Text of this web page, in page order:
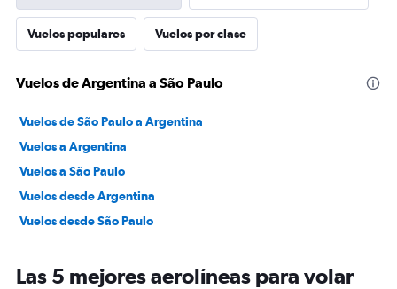
Vuelos populares Vuelos por clase
Vuelos de Argentina a São Paulo
Vuelos de São Paulo a Argentina
Vuelos a Argentina
Vuelos a São Paulo
Vuelos desde Argentina
Vuelos desde São Paulo
Las 5 mejores aerolíneas para volar